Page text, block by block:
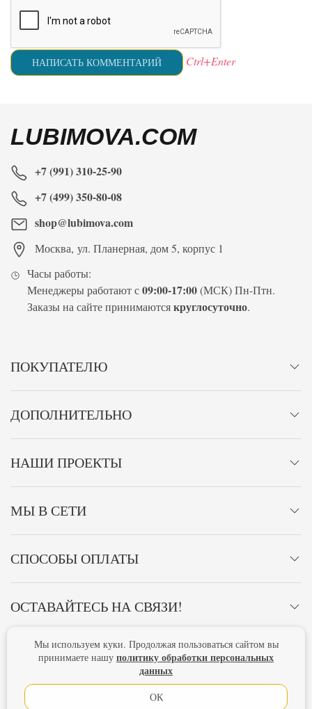
Ctrl+Enter
LUBIMOVA.COM
+7 (991) 310-25-90
+7 (499) 350-80-08
shop@lubimova.com
Москва, ул. Планерная, дом 5, корпус 1
Часы работы:
Менеджеры работают с09:00-17:00(МСК) Пн-Птн.
Заказы на сайте принимаютсякруглосуточно.
ПОКУПАТЕЛЮ
ДОПОЛНИТЕЛЬНО
НАШИ ПРОЕКТЫ
МЫ В СЕТИ
СПОСОБЫ ОПЛАТЫ
ОСТАВАЙТЕСЬ НА СВЯЗИ!
Главная Политика конфиденциальности
Оферта
Новости
Мы используем куки. Продолжая пользоваться сайтом вы
принимаете нашу политику обработки персональных
данных
ОК